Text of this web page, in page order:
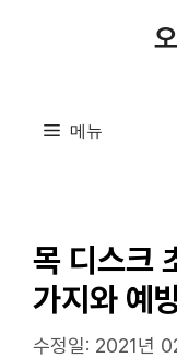
메뉴
목 디스크
가지와 예
수정일: 2021년